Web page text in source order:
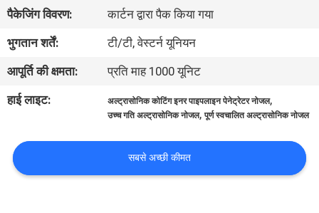
गुणवत्ता
नियंत्रण
हमसे
करें
पैकेजिंग विवरण:
कार्टन द्वारा पैक किया गया
भुगतान शर्तें:
टी/टी, वेस्टर्न यूनियन
आपूर्ति की क्षमता:
प्रति माह 1000 यूनिट
हाई लाइट:
अल्ट्रासोनिक कोटिंग इनर पाइपलाइन पेनेट्रेटर नोजल,
उच्च गति अल्ट्रासोनिक नोजल,पूर्ण स्वचालित अल्ट्रासोनिक नोजल
सबसे अच्छी कीमत